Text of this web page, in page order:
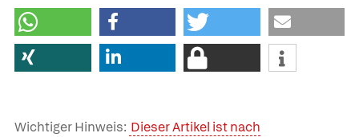
Wichtiger Hinweis: Dieser Artikel ist nach